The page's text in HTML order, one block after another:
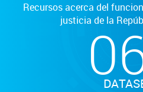
Recursos acerca del
justicia de la